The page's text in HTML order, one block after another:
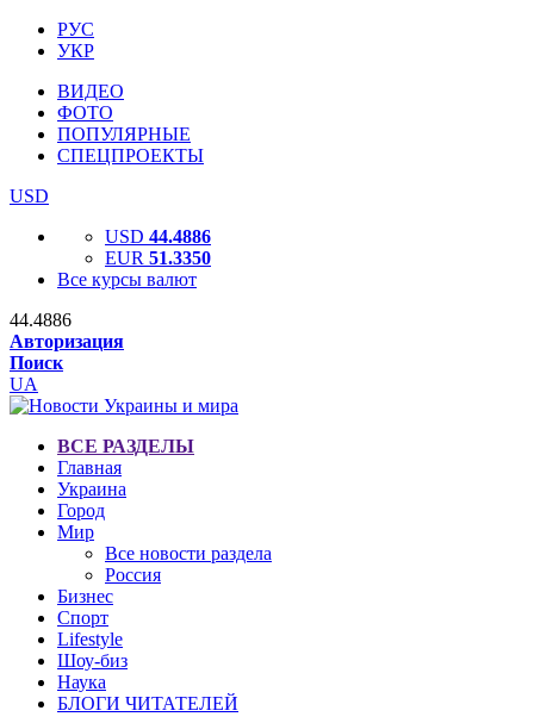
РУС
УКР
ВИДЕО
ФОТО
ПОПУЛЯРНЫЕ
СПЕЦПРОЕКТЫ
USD
USD 44.4886
EUR 51.3350
Все курсы валют
44.4886
Авторизация
Поиск
UA
ВСЕ РАЗДЕЛЫ
Главная
Украина
Город
Мир
Все новости раздела
Россия
Бизнес
Спорт
Lifestyle
Шоу-биз
Наука
БЛОГИ ЧИТАТЕЛЕЙ